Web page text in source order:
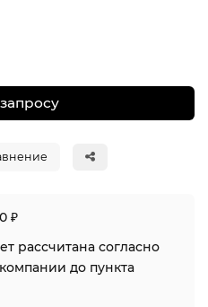
₽
рассчитана согласно
до пункта